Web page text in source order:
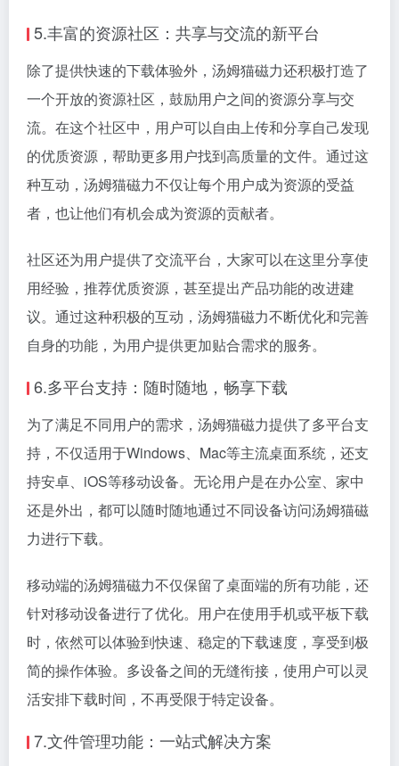
5.丰富的资源社区：共享与交流的新平台
除了提供快速的下载体验外，汤姆猫磁力还积极打造了
一个开放的资源社区，鼓励用户之间的资源分享与交
流。在这个社区中，用户可以自由上传和分享自己发现
的优质资源，帮助更多用户找到高质量的文件。通过这
种互动，汤姆猫磁力不仅让每个用户成为资源的受益
者，也让他们有机会成为资源的贡献者。
社区还为用户提供了交流平台，大家可以在这里分享使
用经验，推荐优质资源，甚至提出产品功能的改进建
议。通过这种积极的互动，汤姆猫磁力不断优化和完善
自身的功能，为用户提供更加贴合需求的服务。
6.多平台支持：随时随地，畅享下载
为了满足不同用户的需求，汤姆猫磁力提供了多平台支
持，不仅适用于Windows、Mac等主流桌面系统，还支
持安卓、iOS等移动设备。无论用户是在办公室、家中
还是外出，都可以随时随地通过不同设备访问汤姆猫磁
力进行下载。
移动端的汤姆猫磁力不仅保留了桌面端的所有功能，还
针对移动设备进行了优化。用户在使用手机或平板下载
时，依然可以体验到快速、稳定的下载速度，享受到极
简的操作体验。多设备之间的无缝衔接，使用户可以灵
活安排下载时间，不再受限于特定设备。
7.文件管理功能：一站式解决方案